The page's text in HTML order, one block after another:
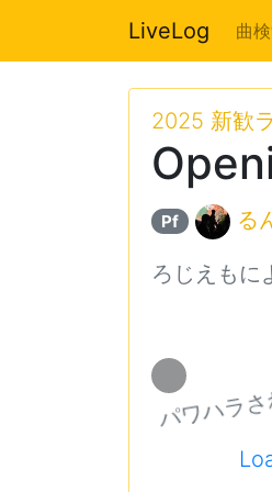
LiveLog 曲
2025 新歓
Pf る
ろじえもに
パワハラ